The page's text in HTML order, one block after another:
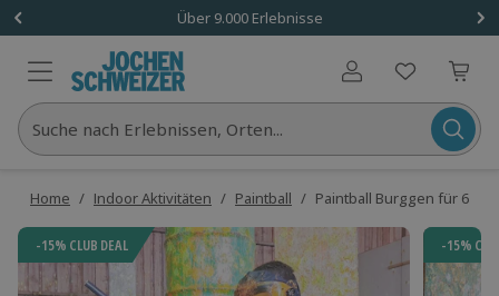
Über 9.000 Erlebnisse
Benutzerkonto
Suche nach Erlebnissen, Orten...
Home / Indoor Aktivitäten / Paintball / Paintball Burggen für 6
-15% CLUB DEAL -15%